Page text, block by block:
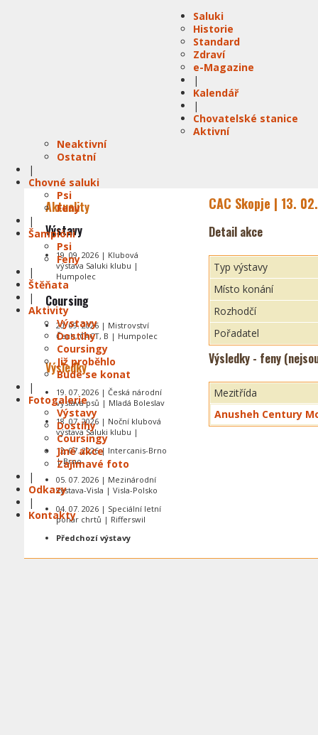
Saluki
Historie
Standard
Zdraví
e-Magazine
|
Kalendář
|
Chovatelské stanice
Aktivní
Neaktivní
Ostatní
|
Chovné saluki
Psi
Feny
|
Šampióni
Psi
Feny
|
Štěňata
|
Aktivity
Výstavy
Dostihy
Coursingy
Již proběhlo
Bude se konat
|
Fotogalerie
Výstavy
Dostihy
Coursingy
Jiné akce
Zajímavé foto
|
Odkazy
|
Kontakty
CAC Skopje | 13.
Detail akce
Typ výstavy
Místo konání
Rozhodčí
Pořadatel
Výsledky - feny
Mezitřída
Anusheh Century
Aktuality
Výstavy
19. 09. 2026 | Klubová
výstava Saluki klubu |
Humpolec
Coursing
20. 09. 2026 | Mistrovství
Čech, CACT, B | Humpolec
Výsledky
19. 07. 2026 | Česká národní
výstava psů | Mladá Boleslav
18. 07. 2026 | Noční klubová
výstava Saluki klubu |
12. 07. 2026 | Intercanis-Brno
| Brno
05. 07. 2026 | Mezinárodní
výstava-Visla | Visla-Polsko
04. 07. 2026 | Speciální letní
pohár chrtů | Rifferswil
Předchozí výstavy